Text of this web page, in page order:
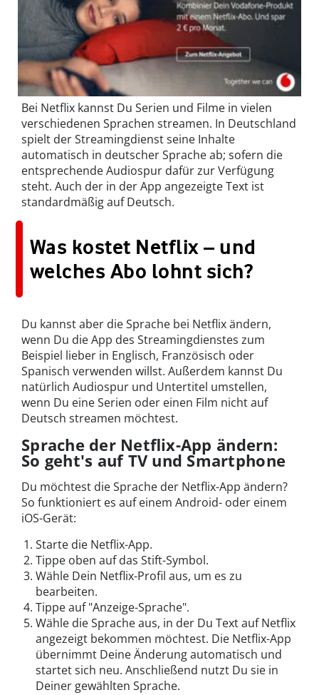
Bei Netflix kannst Du Serien und Filme in vielen
verschiedenen Sprachen streamen. In Deutschland
spielt der Streamingdienst seine Inhalte
automatisch in deutscher Sprache ab; sofern die
entsprechende Audiospur dafür zur Verfügung
steht. Auch der in der App angezeigte Text ist
standardmäßig auf Deutsch.
Was kostet Netflix – und
welches Abo lohnt sich?
Du kannst aber die Sprache bei Netflix ändern,
wenn Du die App des Streamingdienstes zum
Beispiel lieber in Englisch, Französisch oder
Spanisch verwenden willst. Außerdem kannst Du
natürlich Audiospur und Untertitel umstellen,
wenn Du eine Serien oder einen Film nicht auf
Deutsch streamen möchtest.
Sprache der Netflix-App ändern:
So geht's auf TV und Smartphone
Du möchtest die Sprache der Netflix-App ändern?
So funktioniert es auf einem Android- oder einem
iOS-Gerät:
Starte die Netflix-App.
Tippe oben auf das Stift-Symbol.
Wähle Dein Netflix-Profil aus, um es zu
bearbeiten.
Tippe auf "Anzeige-Sprache".
Wähle die Sprache aus, in der Du Text auf Netflix
angezeigt bekommen möchtest. Die Netflix-App
übernimmt Deine Änderung automatisch und
startet sich neu. Anschließend nutzt Du sie in
Deiner gewählten Sprache.